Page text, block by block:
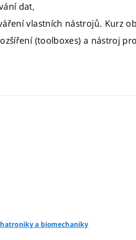
dat,
vlastních nástrojů. Kurz
(toolboxes) a nástroj
a biomechaniky